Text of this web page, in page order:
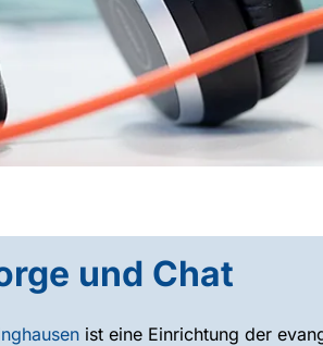
und Chat
ist eine Einrichtung der